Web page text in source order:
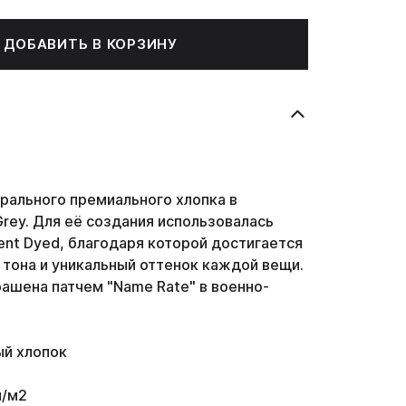
ДОБАВИТЬ В КОРЗИНУ
премиального хлопка в
Для её создания использовалась
Dyed, благодаря которой достигается
и уникальный оттенок каждой вещи.
патчем "Name Rate" в военно-
хлопок
м2